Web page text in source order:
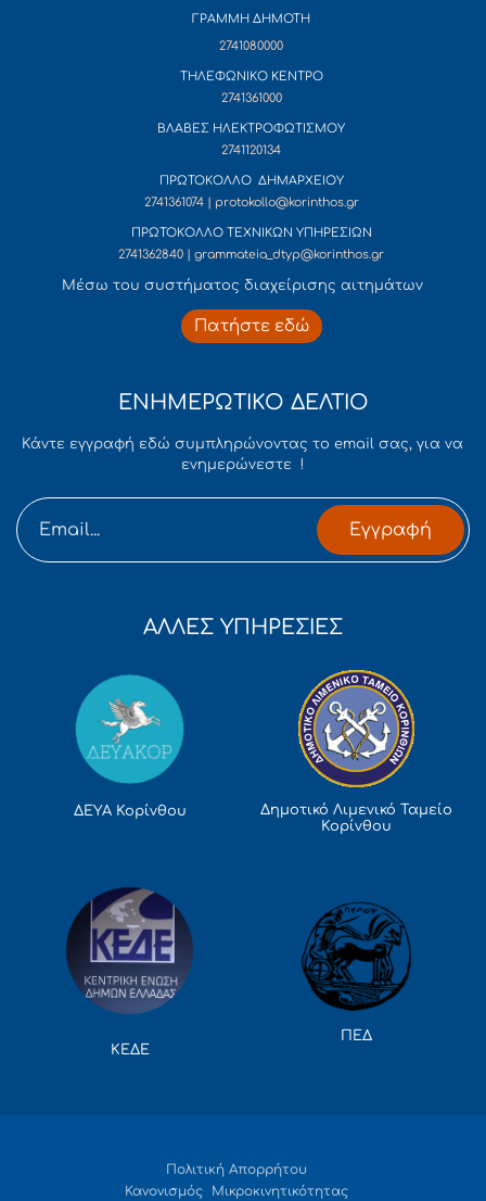
ΓΡΑΜΜΗ ΔΗΜΟΤΗ
2741080000
ΤΗΛΕΦΩΝΙΚΟ ΚΕΝΤΡΟ
2741361000
ΒΛΑΒΕΣ ΗΛΕΚΤΡΟΦΩΤΙΣΜΟΥ
2741120134
ΠΡΩΤΟΚΟΛΛΟ ΔΗΜΑΡΧΕΙΟΥ
2741361074 | protokollo@korinthos.gr
ΠΡΩΤΟΚΟΛΛΟ ΤΕΧΝΙΚΩΝ ΥΠΗΡΕΣΙΩΝ
2741362840 | grammateia_dtyp@korinthos.gr
Mέσω του συστήματος διαχείρισης αιτημάτων
Πατήστε εδώ
ΕΝΗΜΕΡΩΤΙΚΟ ΔΕΛΤΙΟ
Κάντε εγγραφή εδώ συμπληρώνοντας το email σας, για να
ενημερώνεστε !
Εγγραφή
ΑΛΛΕΣ ΥΠΗΡΕΣΙΕΣ
ΔΕΥΑ Κορίνθου
Δημοτικό Λιμενικό Ταμείο
Κορίνθου
ΚΕΔΕ
ΠΕΔ
Πολιτική Απορρήτου
Κανονισμός Μικροκινητικότητας